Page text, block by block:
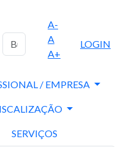
A-
A
A+
LOGIN
/ EMPRESA
SERVIÇOS